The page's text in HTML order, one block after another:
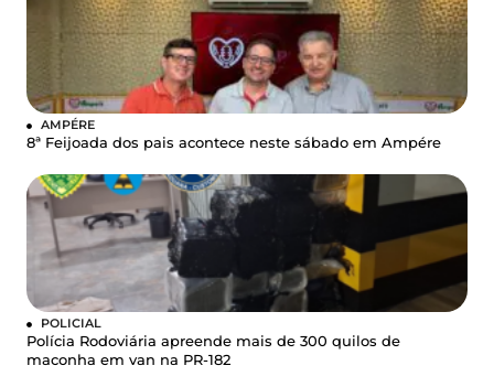
AMPÉRE
8ª Feijoada dos pais acontece neste sábado em Ampére
POLICIAL
Polícia Rodoviária apreende mais de 300 quilos de
maconha em van na PR-182